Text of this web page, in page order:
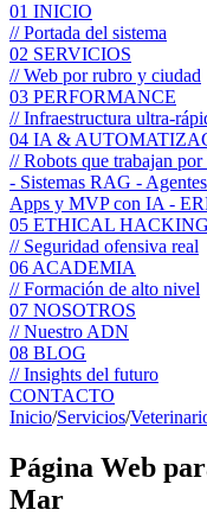
01 INICIO
// Portada del sistema
02 SERVICIOS
// Web por rubro y ciudad
03 PERFORMANCE
// Infraestructura ultra-
04 IA &
// Robots que trabajan por
- Sistemas RAG -
Apps y MVP con IA -
05 ETHICAL HACKING
// Seguridad ofensiva real
06 ACADEMIA
// Formación de alto nivel
07 NOSOTROS
// Nuestro ADN
08 BLOG
// Insights del futuro
CONTACTO
Inicio/Servicios/
Página Web
Mar